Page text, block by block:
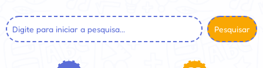
Pesquisar